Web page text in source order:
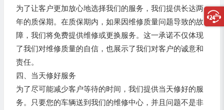
为了让客户更加放心地选择我们的服务，我们提供长达两
年的质保期。在质保期内，如果因维修质量问题导致的故
障，我们将免费提供维修或更换服务。这一承诺不仅体现
了我们对维修质量的自信，也展示了我们对客户的诚意和
责任。
四、当天修好服务
为了尽可能减少客户等待的时间，我们提供当天修好的服
务。只要您的车辆送到我们的维修中心，并且问题不是非